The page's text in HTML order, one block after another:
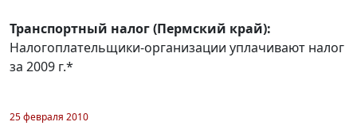
Транспортный налог (Пермский край):
Налогоплательщики-организации уплачивают налог
за 2009 г.*
25 февраля 2010